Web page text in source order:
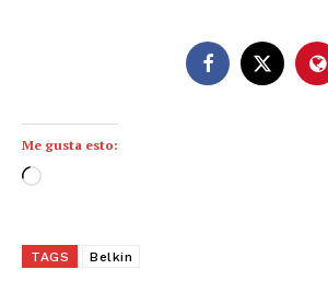
Me gusta esto:
C
g
TAGS Belkin